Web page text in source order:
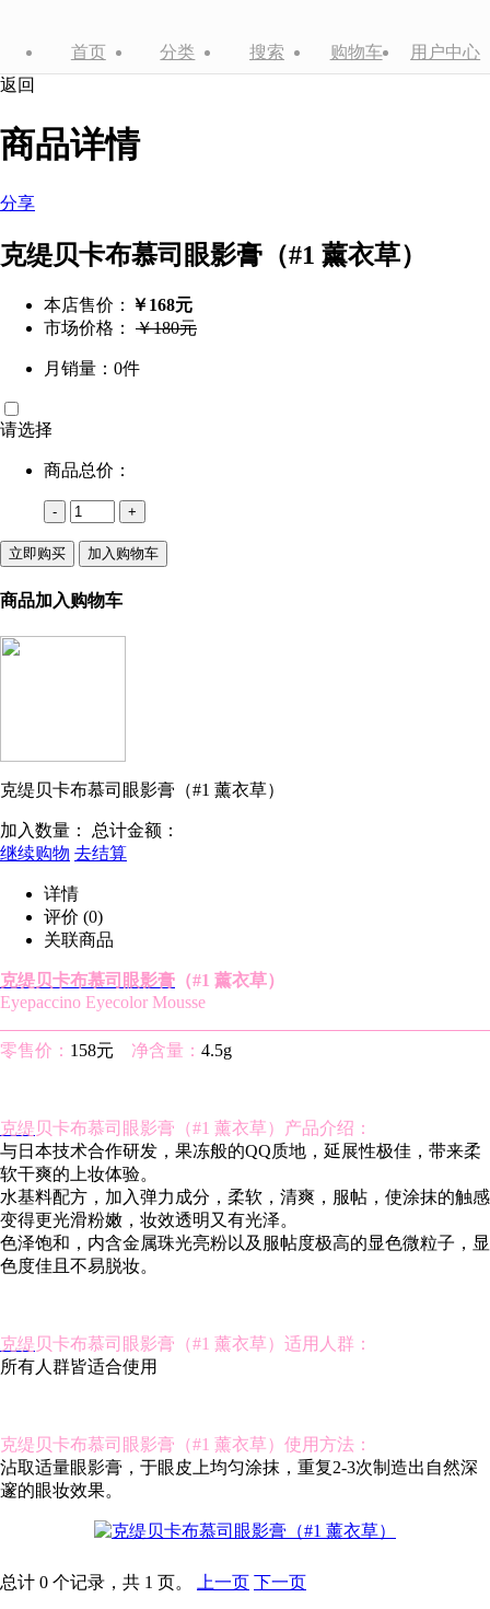
首页 分类 搜索 购物车
用户中心
返回
商品详情
分享
克缇贝卡布慕司眼影膏（#1 薰衣草）
本店售价： ￥168元
市场价格： ￥180元
月销量：0件
请选择
商品总价：
- +
立即购买 加入购物车
商品加入购物车
克缇贝卡布慕司眼影膏（#1 薰衣草）
加入数量： 总计金额：
继续购物 去结算
详情
评价 (0)
关联商品
克缇贝卡布慕司眼影膏 （#1 薰衣草）
Eyepaccino Eyecolor Mousse
零售价： 158元 净含量： 4.5g
克缇 贝卡布慕司眼影膏（#1 薰衣草）产品介绍：
与日本技术合作研发，果冻般的QQ质地，延展性极佳，带来柔
软干爽的上妆体验。
水基料配方，加入弹力成分，柔软，清爽，服帖，使涂抹的触感
变得更光滑粉嫩，妆效透明又有光泽。
色泽饱和，内含金属珠光亮粉以及服帖度极高的显色微粒子，显
色度佳且不易脱妆。
克缇 贝卡布慕司眼影膏（#1 薰衣草）适用人群：
所有人群皆适合使用
克缇贝卡布慕司眼影膏（#1 薰衣草）使用方法：
沾取适量眼影膏，于眼皮上均匀涂抹，重复2-3次制造出自然深
邃的眼妆效果。
总计 0 个记录，共 1 页。 上一页 下一页